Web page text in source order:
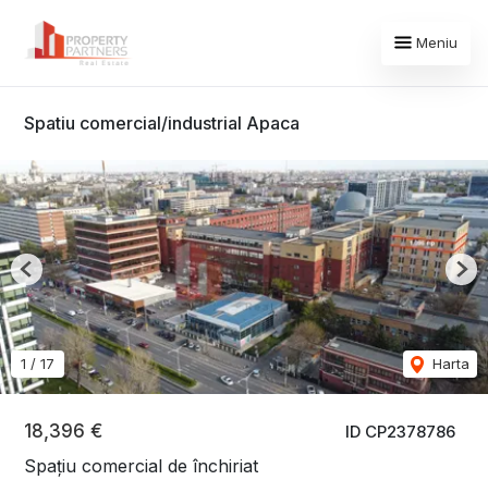
Meniu
Spatiu comercial/industrial Apaca
ID CP2378786
18,396 €
Spațiu comercial de închiriat
1 / 17 Harta
Previous